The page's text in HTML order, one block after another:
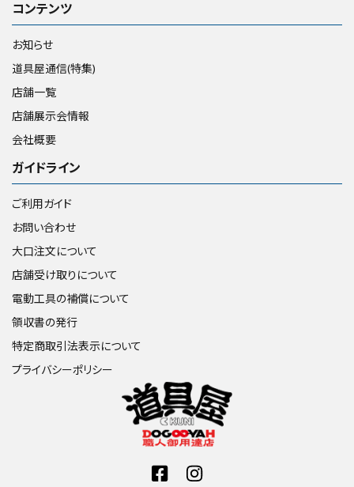
コンテンツ
お知らせ
道具屋通信(特集)
店舗一覧
店舗展示会情報
会社概要
ガイドライン
ご利用ガイド
お問い合わせ
大口注文について
店舗受け取りについて
電動工具の補償について
領収書の発行
特定商取引法表示について
プライバシーポリシー